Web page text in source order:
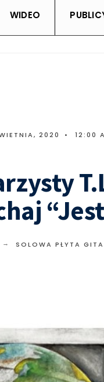
WIDEO
2020 • 12:00
SOLOWA PŁYTA